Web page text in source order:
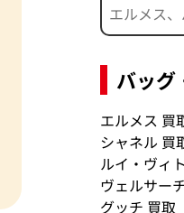
バッグ
エルメス 買
シャネル 買
ルイ・ヴィ
ヴェルサー
グッチ 買取